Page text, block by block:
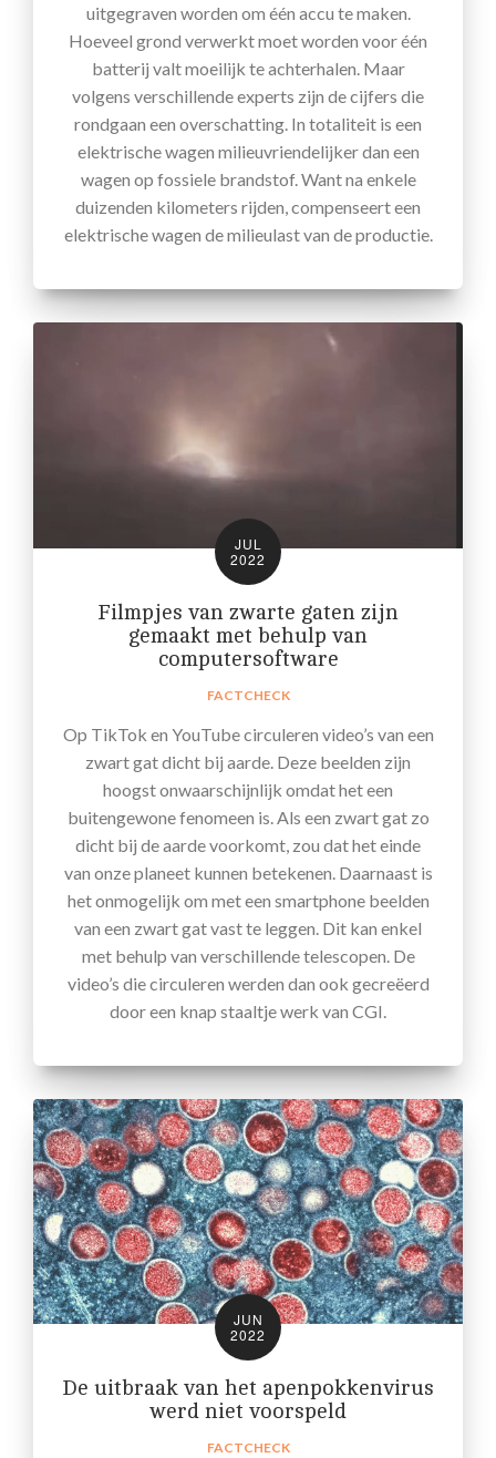
uitgegraven worden om één accu te maken.
Hoeveel grond verwerkt moet worden voor één
batterij valt moeilijk te achterhalen. Maar
volgens verschillende experts zijn de cijfers die
rondgaan een overschatting. In totaliteit is een
elektrische wagen milieuvriendelijker dan een
wagen op fossiele brandstof. Want na enkele
duizenden kilometers rijden, compenseert een
elektrische wagen de milieulast van de productie.
JUL
2022
Filmpjes van zwarte gaten zijn
gemaakt met behulp van
computersoftware
FACTCHECK
Op TikTok en YouTube circuleren video’s van een
zwart gat dicht bij aarde. Deze beelden zijn
hoogst onwaarschijnlijk omdat het een
buitengewone fenomeen is. Als een zwart gat zo
dicht bij de aarde voorkomt, zou dat het einde
van onze planeet kunnen betekenen. Daarnaast is
het onmogelijk om met een smartphone beelden
van een zwart gat vast te leggen. Dit kan enkel
met behulp van verschillende telescopen. De
video’s die circuleren werden dan ook gecreëerd
door een knap staaltje werk van CGI.
JUN
2022
De uitbraak van het apenpokkenvirus
werd niet voorspeld
FACTCHECK